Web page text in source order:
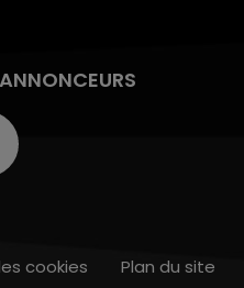
ANNONCEURS
cookies Plan du site